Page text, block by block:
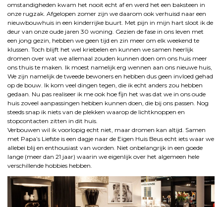
omstandigheden kwam het nooit echt af en werd het een baksteen in
onze rugzak. Afgelopen zomer zijn we daarom ook verhuisd naar een
nieuwbouwhuis in een kinderrijke buurt. Met pijn in mijn hart sloot ik de
deur van onze oude jaren 30 woning. Gezien de fase in ons leven met
een jong gezin, hebben we geen tijd en zin meer om elk weekend te
klussen. Toch blijft het wel kriebelen en kunnen we samen heerlijk
dromen over wat we allemaal zouden kunnen doen om ons huis meer
ons thuis te maken. Ik moest namelijk erg wennen aan ons nieuwe huis,
We zijn namelijk de tweede bewoners en hebben dus geen invloed gehad
op de bouw. Ik kom veel dingen tegen, die ik echt anders zou hebben
gedaan. Nu pas realiseer ik me ook hoe fijn het was dat we in ons oude
huis zoveel aanpassingen hebben kunnen doen, die bij ons passen. Nog
steeds snap ik niets van de plekken waarop de lichtknoppen en
stopcontacten zitten in dit huis.
Verbouwen wil ik voorlopig echt niet, maar dromen kan altijd. Samen
met Papa’s Liefste is een dagje naar de Eigen Huis Beus echt iets waar we
allebei blij en enthousiast van worden. Niet onbelangrijk in een goede
lange (meer dan 21 jaar) waarin we eigenlijk over het algemeen hele
verschillende hobbies hebben.